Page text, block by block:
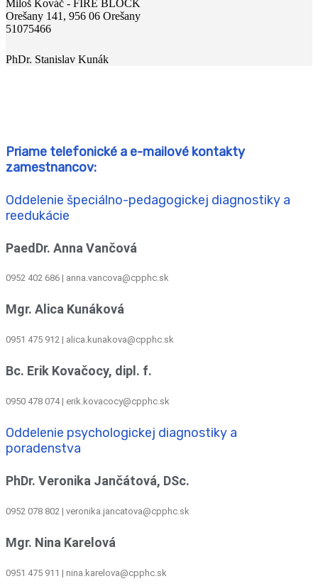
Miloš Kováč - FIRE BLOCK
Orešany 141, 956 06 Orešany
51075466
PhDr. Stanislav Kunák
Priame telefonické a e-mailové kontakty
zamestnancov:
Oddelenie špeciálno-pedagogickej diagnostiky a
reedukácie
PaedDr. Anna Vančová
0952 402 686 | anna.vancova@cpphc.sk
Mgr. Alica Kunáková
0951 475 912 | alica.kunakova@cpphc.sk
Bc. Erik Kovačocy, dipl. f.
0950 478 074 | erik.kovacocy@cpphc.sk
Oddelenie psychologickej diagnostiky a
poradenstva
PhDr. Veronika Jančátová, DSc.
0952 078 802 | veronika.jancatova@cpphc.sk
Mgr. Nina Karelová
0951 475 911 | nina.karelova@cpphc.sk